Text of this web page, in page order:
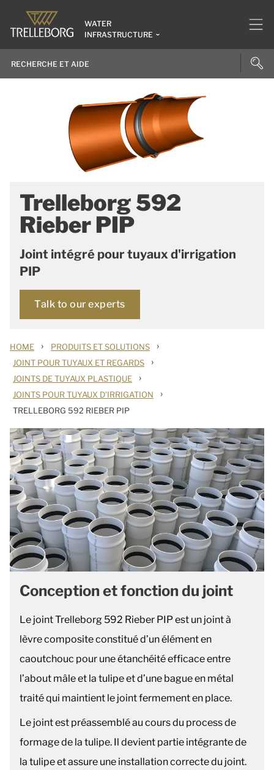
WATER
INFRASTRUCTURE
Trelleborg 592
Rieber PIP
Joint intégré pour tuyaux d'irrigation
PIP
Talk to our experts
HOME › PRODUITS ET SOLUTIONS ›
JOINT POUR TUYAUX ET REGARDS ›
JOINTS DE TUYAUX PLASTIQUE ›
JOINTS POUR TUYAUX D'IRRIGATION ›
TRELLEBORG 592 RIEBER PIP
Conception et fonction du joint
Le joint Trelleborg 592 Rieber PIP est un joint à
lèvre composite constitué d’un élément en
caoutchouc pour une étanchéité efficace entre
l’about mâle et la tulipe et d’une bague en métal
traité qui maintient le joint fermement en place.
Le joint est préassemblé au cours du process de
formage de la tulipe. Il devient partie intégrante de
la tulipe et assure une installation correcte du joint.